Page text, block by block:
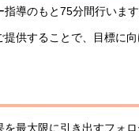
導のもと75分間行います
供することで、目標に向
最大限に引き出すフォロ